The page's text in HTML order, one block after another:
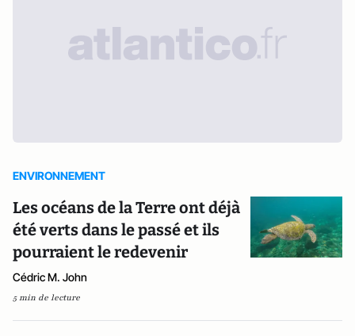
ENVIRONNEMENT
Les océans de la Terre ont déjà
été verts dans le passé et ils
pourraient le redevenir
Cédric M. John
5 min de lecture